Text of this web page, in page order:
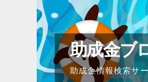
助成金ブ
助成金情報検索サ